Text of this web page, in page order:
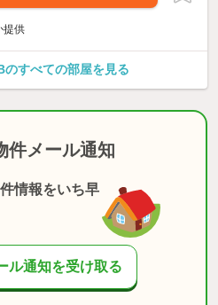
提供
のすべての部屋を見る
件メール通知
情報をいち早
ル通知を受け取る